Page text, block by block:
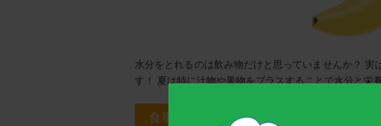
水分をとれるのは飲み物だけと思っていませんか？
す！ 夏は特に汁物や果物をプラスすることで水分と栄
食事にはどのくらいの水分が含まれてい